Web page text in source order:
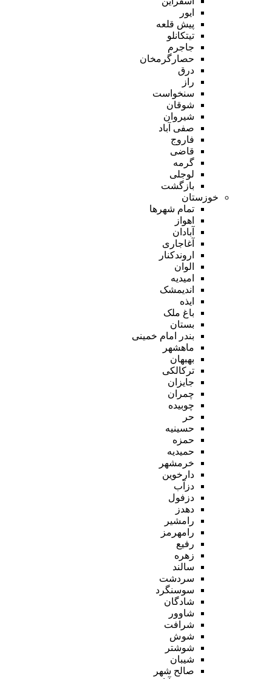
ایور
پیش قلعه
تیتکانلو
جاجرم
حصارگرمخان
درق
راز
سنخواست
شوقان
شیروان
صفی آباد
فاروج
قاضی
گرمه
لوجلی
بازگشت
خوزستان
تمام شهر‌ها
اهواز
آبادان
آغاجاری
اروندکنار
الوان
امیدیه
اندیمشک
ایذه
باغ ملک
بستان
بندر امام خمینی
ماهشهر
بهبهان
ترکالکی
جایزان
چمران
چوبیده
حر
حسینیه
حمزه
حمیدیه
خرمشهر
دارخوین
دزآب
دزفول
دهدز
رامشیر
رامهرمز
رفیع
زهره
سالند
سردشت
سوسنگرد
شادگان
شاوور
شرافت
شوش
شوشتر
شیبان
صالح شهر